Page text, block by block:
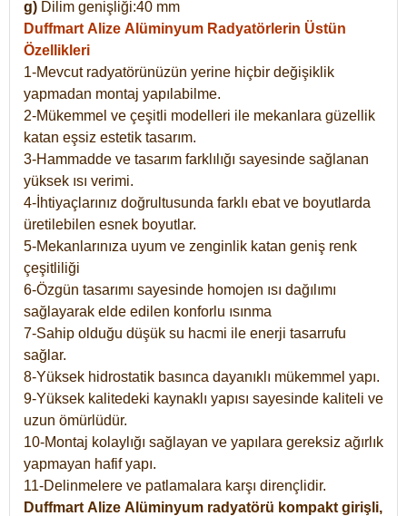
g) Dilim genişliği:40 mm
Duffmart Alize Alüminyum Radyatörlerin Üstün
Özellikleri
1-Mevcut radyatörünüzün yerine hiçbir değişiklik
yapmadan montaj yapılabilme.
2-Mükemmel ve çeşitli modelleri ile mekanlara güzellik
katan eşsiz estetik tasarım.
3-Hammadde ve tasarım farklılığı sayesinde sağlanan
yüksek ısı verimi.
4-İhtiyaçlarınız doğrultusunda farklı ebat ve boyutlarda
üretilebilen esnek boyutlar.
5-Mekanlarınıza uyum ve zenginlik katan geniş renk
çeşitliliği
6-Özgün tasarımı sayesinde homojen ısı dağılımı
sağlayarak elde edilen konforlu ısınma
7-Sahip olduğu düşük su hacmi ile enerji tasarrufu
sağlar.
8-Yüksek hidrostatik basınca dayanıklı mükemmel yapı.
9-Yüksek kalitedeki kaynaklı yapısı sayesinde kaliteli ve
uzun ömürlüdür.
10-Montaj kolaylığı sağlayan ve yapılara gereksiz ağırlık
yapmayan hafif yapı.
11-Delinmelere ve patlamalara karşı dirençlidir.
Duffmart Alize Alüminyum radyatörü kompakt girişli,